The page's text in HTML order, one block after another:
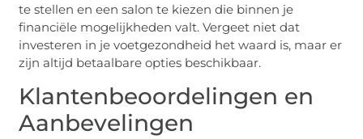
te stellen en een salon te kiezen die binnen je
financiële mogelijkheden valt. Vergeet niet dat
investeren in je voetgezondheid het waard is, maar er
zijn altijd betaalbare opties beschikbaar.
Klantenbeoordelingen en
Aanbevelingen